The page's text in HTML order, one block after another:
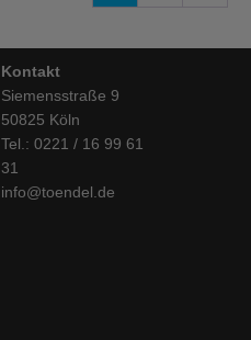
Kontakt
Siemensstraße 9
50825 Köln
Tel.: 0221 / 16 99 61
31
info@toendel.de